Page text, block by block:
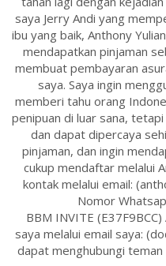
saya Jerry Andi yang
ibu yang baik, Anthony
mendapatkan pinjaman
membuat pembayaran
saya. Saya ingin
memberi tahu orang
penipuan di luar sana,
dan dapat dipercaya
pinjaman, dan ingin
cukup mendaftar melalui
kontak melalui email:
Nomor
BBM INVITE
saya melalui email saya:
dapat menghubungi